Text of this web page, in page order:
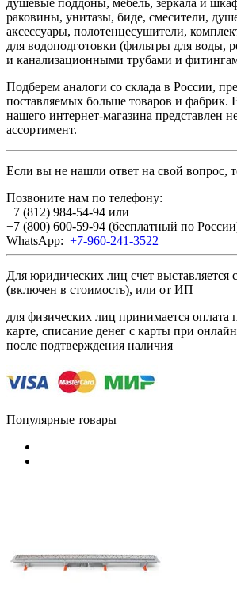
раковины, унитазы, биде, смесители,
аксессуары, полотенцесушители,
для водоподготовки (фильтры для воды,
и канализационными трубами и
Подберем аналоги со склада в России,
поставляемых больше товаров и фабрик.
нашего интернет-магазина представлен
ассортимент.
Если вы не нашли ответ на свой вопрос,
Позвоните нам по телефону:
+7 (812) 984-54-94 или
+7 (800) 600-59-94 (бесплатный по
WhatsApp: +7-960-241-3522
Для юридических лиц счет
(включен в стоимость), или от ИП
для физических лиц принимается оплата
карте, списание денег с карты при
после подтверждения наличия
Популярные товары